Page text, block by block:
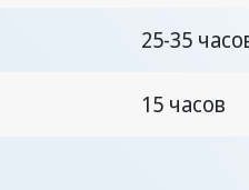
25-35
15 часов